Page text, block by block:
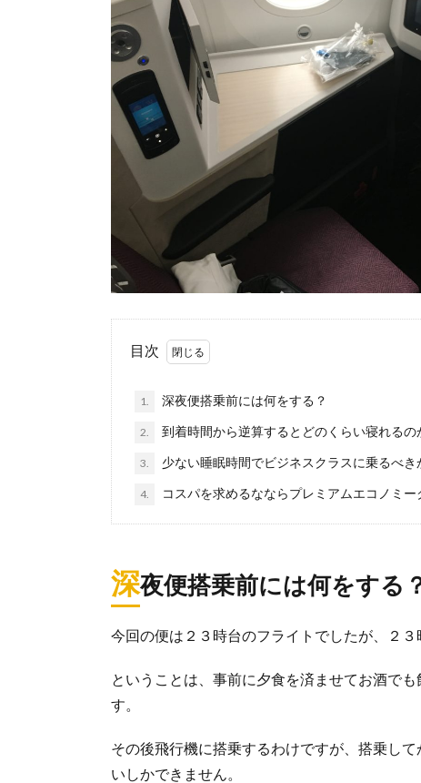
目次
1. 深夜便搭乗前には何をする？
2. 到着時間から逆算するとどのくらい寝れるの
3. 少ない睡眠時間でビジネスクラスに乗るべき
4. コスパを求めるなならプレミアムエコノミー
深夜便搭乗前には何をする
今回の便は２３時台のフライトでしたが、２
ということは、事前に夕食を済ませてお酒で
す。
その後飛行機に搭乗するわけですが、搭乗し
いしかできません。